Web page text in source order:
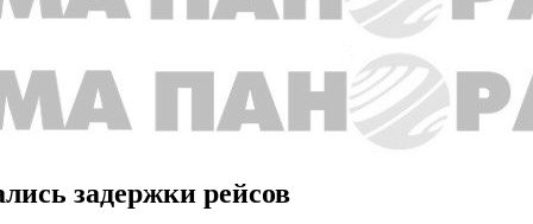
задержки рейсов